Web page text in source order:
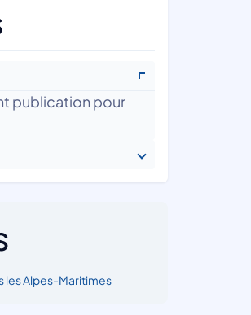
publication pour
les Alpes-Maritimes